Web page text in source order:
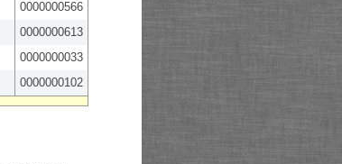
0000000566
0000000613
0000000033
0000000102